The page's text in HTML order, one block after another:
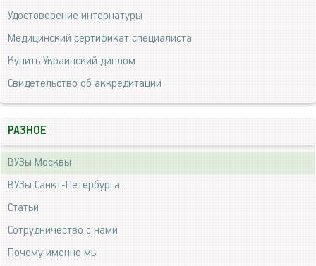
Удостоверение интернатуры
Медицинский сертификат специалиста
Купить Украинский диплом
Свидетельство об аккредитации
РАЗНОЕ
ВУЗы Москвы
ВУЗы Санкт-Петербурга
Статьи
Сотрудничество с нами
Почему именно мы